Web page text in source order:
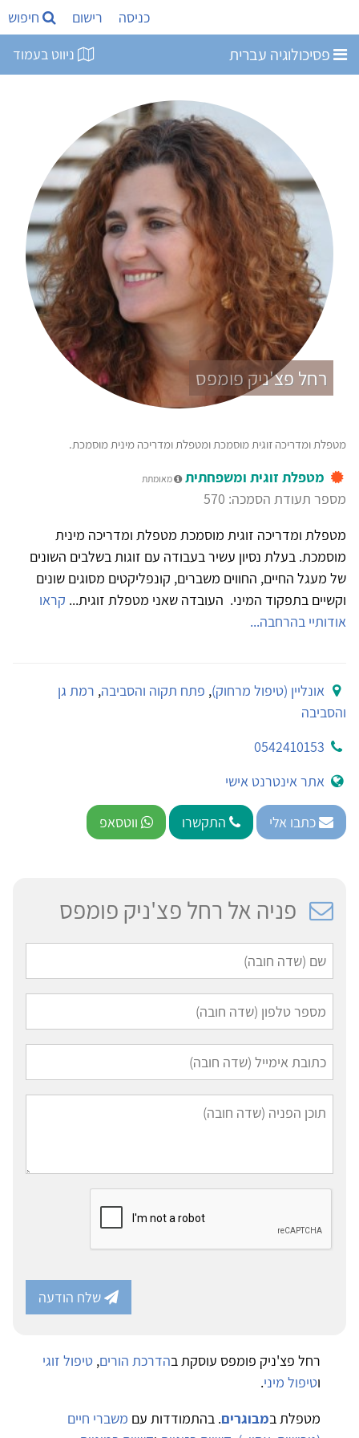
כניסה רישום חיפוש
פסיכולוגיה עברית ניווט בעמוד
רחל פצ'ניק פומפס
מטפלת ומדריכה זוגית מוסמכת ומטפלת ומדריכה מינית מוסמכת.
מטפלת זוגית ומשפחתית מאומתת
מספר תעודת הסמכה: 570
מטפלת ומדריכה זוגית מוסמכת מטפלת ומדריכה מינית
מוסמכת. בעלת נסיון עשיר בעבודה עם זוגות בשלבים השונים
של מעגל החיים, החווים משברים, קונפליקטים מסוגים שונים
וקשיים בתפקוד המיני. העובדה שאני מטפלת זוגית... קראו
אודותיי בהרחבה...
אונליין (טיפול מרחוק), פתח תקוה והסביבה, רמת גן
והסביבה
0542410153
אתר אינטרנט אישי
כתבו אלי התקשרו ווטסאפ
פניה אל רחל פצ'ניק פומפס
שלח הודעה
רחל פצ'ניק פומפס עוסקת בהדרכת הורים, טיפול זוגי
וטיפול מיני.
מטפלת במבוגרים. בהתמודדות עם משברי חיים